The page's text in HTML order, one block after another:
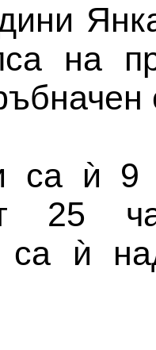
на
са ѝ 9
25
са ѝ